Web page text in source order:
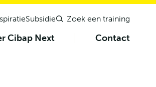
Subsidie Zoek een training
Cibap Next Contact